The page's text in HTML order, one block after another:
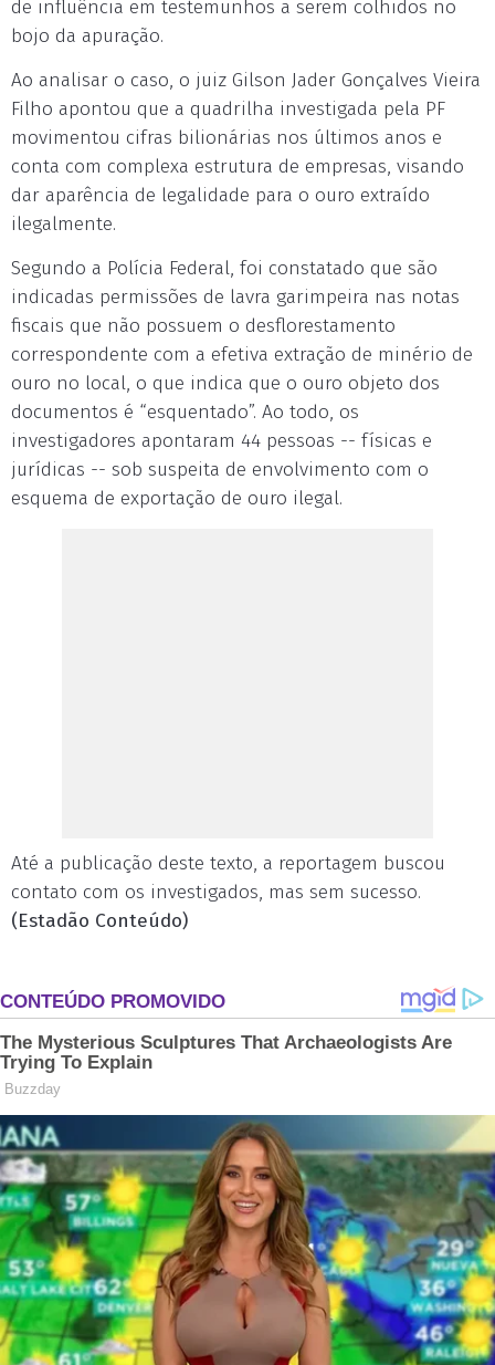
de influência em testemunhos a serem colhidos no
bojo da apuração.
Ao analisar o caso, o juiz Gilson Jader Gonçalves Vieira
Filho apontou que a quadrilha investigada pela PF
movimentou cifras bilionárias nos últimos anos e
conta com complexa estrutura de empresas, visando
dar aparência de legalidade para o ouro extraído
ilegalmente.
Segundo a Polícia Federal, foi constatado que são
indicadas permissões de lavra garimpeira nas notas
fiscais que não possuem o desflorestamento
correspondente com a efetiva extração de minério de
ouro no local, o que indica que o ouro objeto dos
documentos é “esquentado”. Ao todo, os
investigadores apontaram 44 pessoas -- físicas e
jurídicas -- sob suspeita de envolvimento com o
esquema de exportação de ouro ilegal.
Até a publicação deste texto, a reportagem buscou
contato com os investigados, mas sem sucesso.
(Estadão Conteúdo)